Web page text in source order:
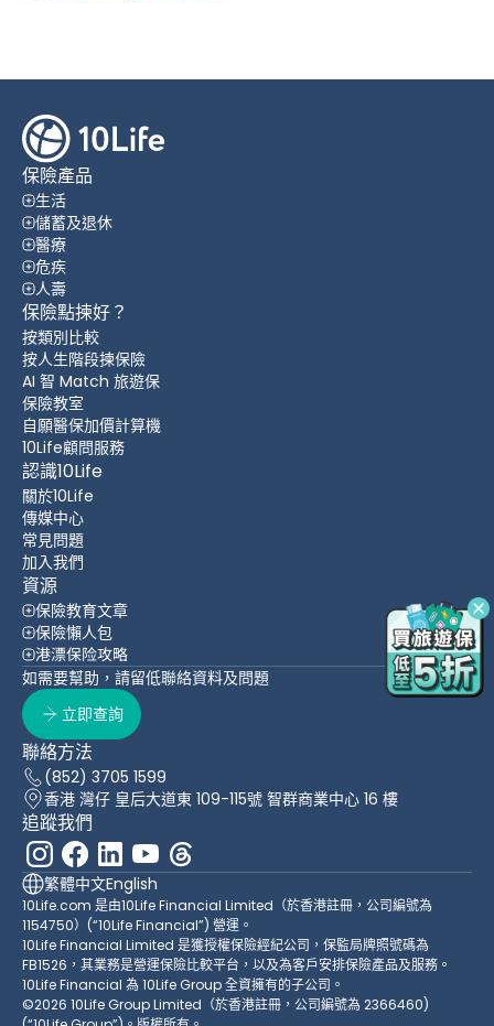
保險產品
生活
儲蓄及退休
醫療
危疾
人壽
保險點揀好？
按類別比較
按人生階段揀保險
AI 智 Match 旅遊保
保險教室
自願醫保加價計算機
10Life顧問服務
認識10Life
關於10Life
傳媒中心
常見問題
加入我們
資源
保險教育文章
保險懶人包
港漂保险攻略
如需要幫助，請留低聯絡資料及問題
立即查詢
聯絡方法
(852) 3705 1599
香港 灣仔 皇后大道東 109-115號 智群商業中心 16 樓
追蹤我們
繁體中文English
10Life.com 是由10Life Financial Limited（於香港註冊，公司編號為
1154750）(“10Life Financial”) 營運。
10Life Financial Limited 是獲授權保險經紀公司，保監局牌照號碼為
FB1526，其業務是營運保險比較平台，以及為客戶安排保險產品及服務。
10Life Financial 為 10Life Group 全資擁有的子公司。
©2026 10Life Group Limited（於香港註冊，公司編號為 2366460)